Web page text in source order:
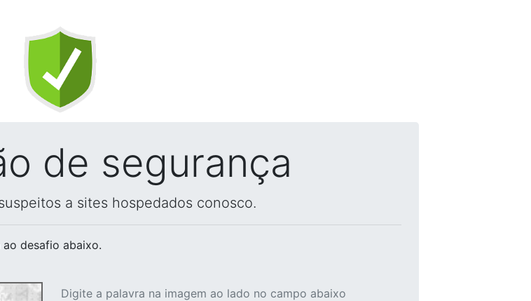
de segurança
a sites hospedados conosco.
ao desafio abaixo.
Digite a palavra na imagem ao lado no campo abaixo